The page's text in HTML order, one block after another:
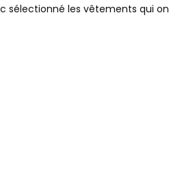
sélectionné les vêtements qui